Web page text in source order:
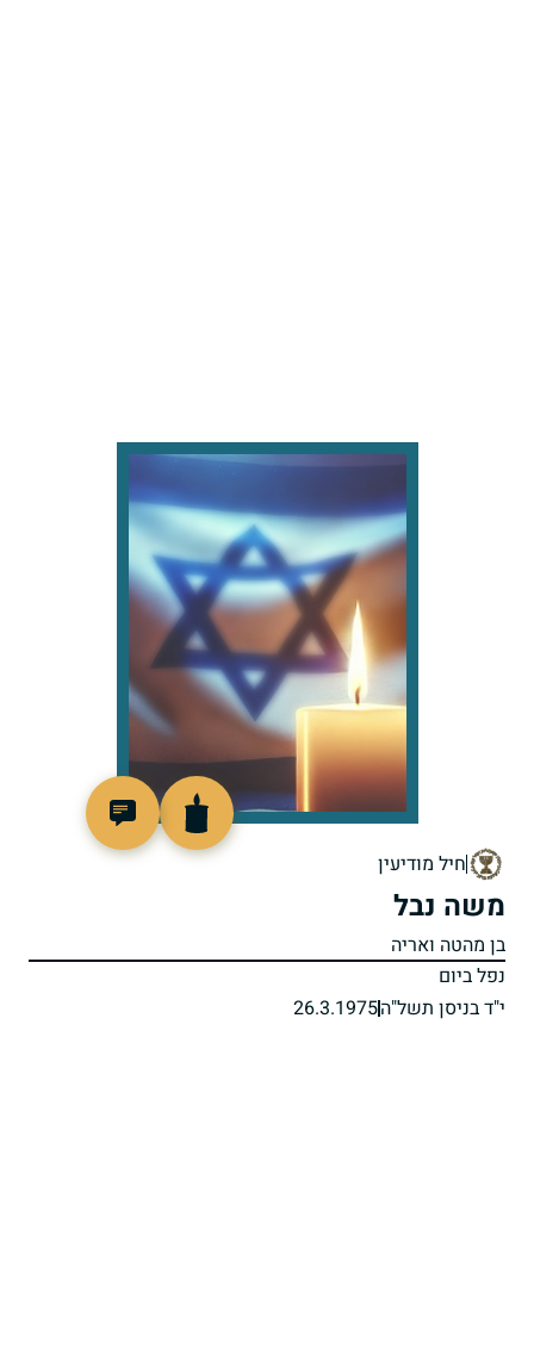
חיל מודיעין
משה נבל
בן מהטה ואריה
נפל ביום
י"ד בניסן תשל"ה26.3.1975